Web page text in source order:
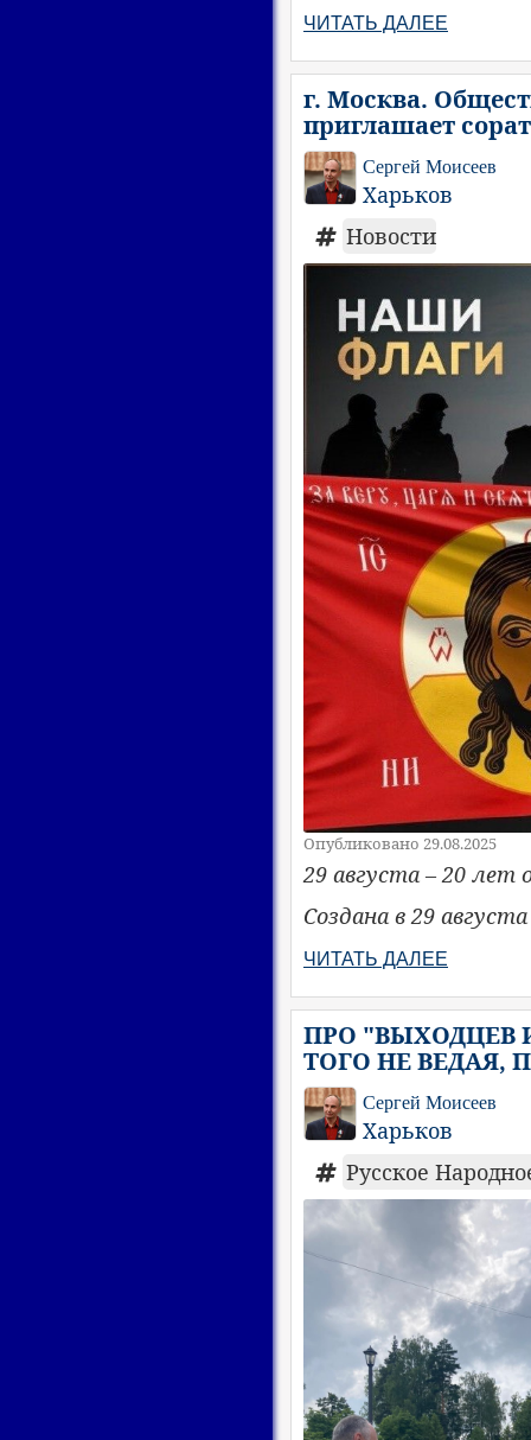
ЧИТАТЬ ДАЛЕЕ
г. Москва.
приглашает
Сергей Моисеев
Харьков
Новости
Опубликовано 29.08.2025
29 августа – 20
Создана в 29
ЧИТАТЬ ДАЛЕЕ
ПРО "ВЫХОДЦЕВ
ТОГО НЕ
Сергей Моисеев
Харьков
Русское